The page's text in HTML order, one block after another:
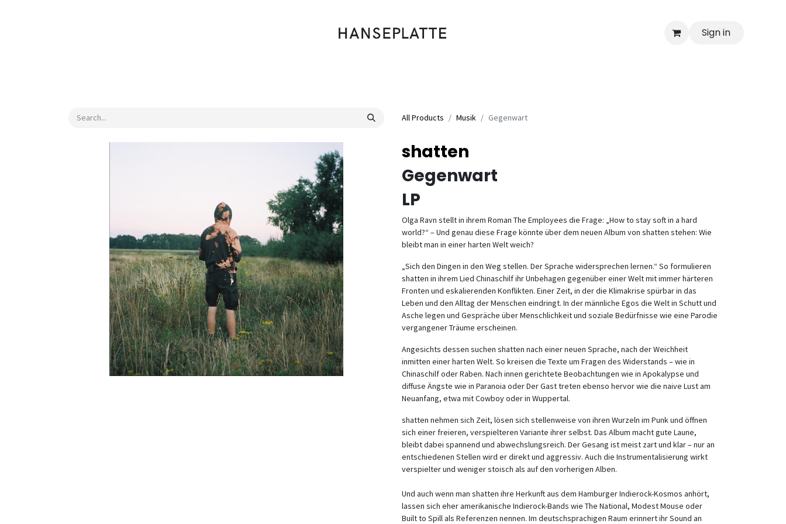
Sign in
All Products Musik Gegenwart
shatten
Gegenwart
LP
Olga Ravn stellt in ihrem Roman The Employees die Frage: „How to stay soft in a hard
world?“ – Und genau diese Frage könnte über dem neuen Album von shatten stehen: Wie
bleibt man in einer harten Welt weich?
„Sich den Dingen in den Weg stellen. Der Sprache widersprechen lernen.“ So formulieren
shatten in ihrem Lied Chinaschilf ihr Unbehagen gegenüber einer Welt mit immer härteren
Fronten und eskalierenden Konflikten. Einer Zeit, in der die Klimakrise spürbar in das
Leben und den Alltag der Menschen eindringt. In der männliche Egos die Welt in Schutt und
Asche legen und Gespräche über Menschlichkeit und soziale Bedürfnisse wie eine Parodie
vergangener Träume erscheinen.
Angesichts dessen suchen shatten nach einer neuen Sprache, nach der Weichheit
inmitten einer harten Welt. So kreisen die Texte um Fragen des Widerstands – wie in
Chinaschilf oder Raben. Nach innen gerichtete Beobachtungen wie in Apokalypse und
diffuse Ängste wie in Paranoia oder Der Gast treten ebenso hervor wie die naive Lust am
Neuanfang, etwa mit Cowboy oder in Wuppertal.
shatten nehmen sich Zeit, lösen sich stellenweise von ihren Wurzeln im Punk und öffnen
sich einer freieren, verspielteren Variante ihrer selbst. Das Album macht gute Laune,
bleibt dabei spannend und abwechslungsreich. Der Gesang ist meist zart und klar – nur an
entschiedenen Stellen wird er direkt und aggressiv. Auch die Instrumentalisierung wirkt
verspielter und weniger stoisch als auf den vorherigen Alben.
Und auch wenn man shatten ihre Herkunft aus dem Hamburger Indierock-Kosmos anhört,
lassen sich eher amerikanische Indierock-Bands wie The National, Modest Mouse oder
Built to Spill als Referenzen nennen. Im deutschsprachigen Raum erinnert ihr Sound an